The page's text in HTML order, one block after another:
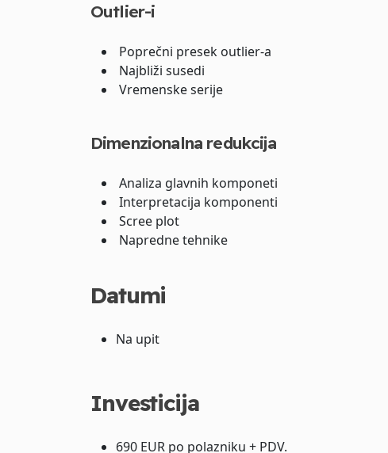
Outlier-i
Poprečni presek outlier-a
Najbliži susedi
Vremenske serije
Dimenzionalna redukcija
Analiza glavnih komponeti
Interpretacija komponenti
Scree plot
Napredne tehnike
Datumi
Na upit
Investicija
690 EUR po polazniku + PDV.